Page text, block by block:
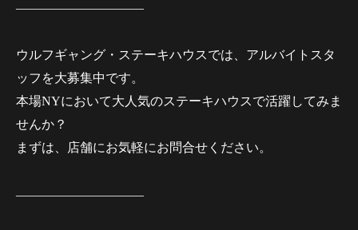
——————————
ウルフギャング・ステーキハウスでは、アルバイトスタ
ッフを大募集中です。
本場NYにおいて大人気のステーキハウスで活躍してみま
せんか？
まずは、店舗にお気軽にお問合せください。
——————————